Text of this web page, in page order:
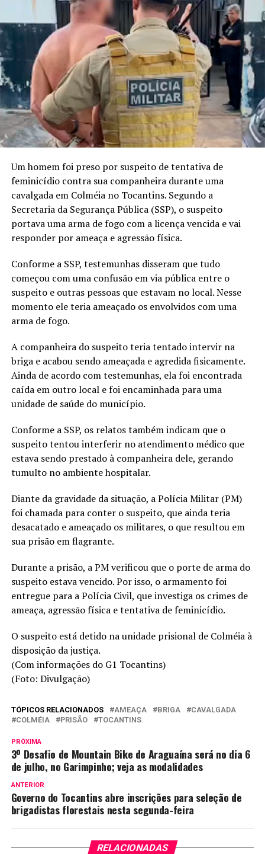
Um homem foi preso por suspeito de tentativa de
feminicídio contra sua companheira durante uma
cavalgada em Colméia no Tocantins. Segundo a
Secretaria da Segurança Pública (SSP), o suspeito
portava uma arma de fogo com a licença vencida e vai
responder por ameaça e agressão física.
Conforme a SSP, testemunhas disseram que tudo
começou com uma confusão em via pública entre o
suspeito e outras pessoas que estavam no local. Nesse
momento ele teria ameaçado os envolvidos com uma
arma de fogo.
A companheira do suspeito teria tentado intervir na
briga e acabou sendo ameaçada e agredida fisicamente.
Ainda de acordo com testemunhas, ela foi encontrada
caída em outro local e foi encaminhada para uma
unidade de saúde do município.
Conforme a SSP, os relatos também indicam que o
suspeito tentou interferir no atendimento médico que
estava sendo prestado à companheira dele, gerando
tumulto no ambiente hospitalar.
Diante da gravidade da situação, a Polícia Militar (PM)
foi chamada para conter o suspeito, que ainda teria
desacatado e ameaçado os militares, o que resultou em
sua prisão em flagrante.
Durante a prisão, a PM verificou que o porte de arma do
suspeito estava vencido. Por isso, o armamento foi
entregue para a Polícia Civil, que investiga os crimes de
ameaça, agressão física e tentativa de feminicídio.
O suspeito está detido na unidade prisional de Colméia à
disposição da justiça.
(Com informações do G1 Tocantins)
(Foto: Divulgação)
TÓPICOS RELACIONADOS AMEAÇA BRIGA
CAVALGADA
COLMÉIA
PRISÃO TOCANTINS
PRÓXIMA
3º Desafio de Mountain Bike de Araguaína será no dia 6
de julho, no Garimpinho; veja as modalidades
ANTERIOR
Governo do Tocantins abre inscrições para seleção de
brigadistas florestais nesta segunda-feira
RELACIONADAS